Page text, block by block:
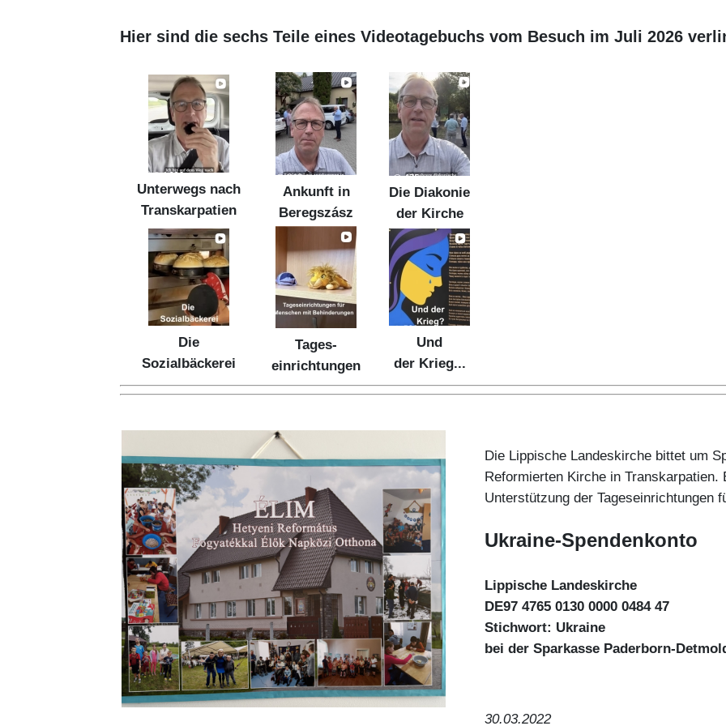
Hier sind die sechs Teile eines Videotagebuchs vom Besuch im Juli 2026
Unterwegs nach
Transkarpatien
Ankunft in
Beregszász
Die Diakonie
der Kirche
Die
Sozialbäckerei
Tages-
einrichtungen
Und
der Krieg...
Die Lippische Landeskirche bittet um
Reformierten Kirche in
Unterstützung der Tageseinrichtungen
Ukraine-Spendenkonto
Lippische Landeskirche
DE97 4765 0130 0000 0484 47
Stichwort: Ukraine
bei der Sparkasse Paderborn-
30.03.2022